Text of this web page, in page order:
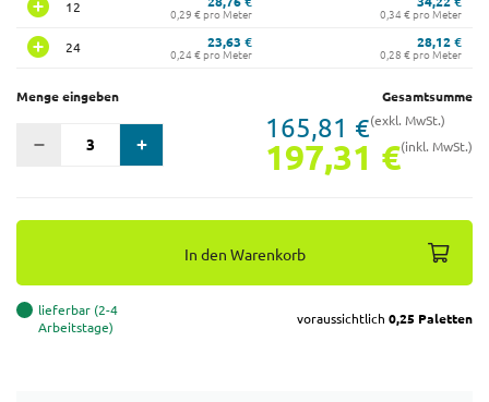
12 0,29 € pro Meter 0,34 € pro Meter
24 23,63 €
0,24 € pro Meter
28,12 €
0,28 € pro Meter
Menge eingeben Gesamtsumme
165,81 €(exkl. MwSt.)
197,31 €(inkl. MwSt.)
In den Warenkorb
lieferbar (2-4
Arbeitstage)
voraussichtlich 0,25 Paletten